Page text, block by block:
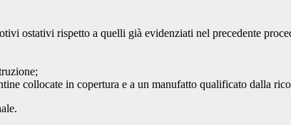
ostativi rispetto a quelli già evidenziati nel precedente
collocate in copertura e a un manufatto qualificato dalla